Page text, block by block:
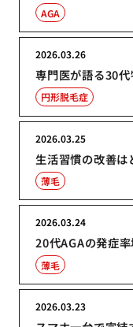
AGA
専門医が語る30
2026.03.26
円形脱毛症
生活習慣の改善は
2026.03.25
薄毛
20代AGAの発症
2026.03.24
薄毛
2026.03.23